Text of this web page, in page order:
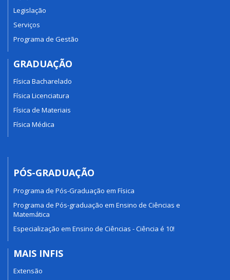
Legislação
Serviços
Programa de Gestão
GRADUAÇÃO
Física Bacharelado
Física Licenciatura
Física de Materiais
Física Médica
PÓS-GRADUAÇÃO
Programa de Pós-Graduação em Física
Programa de Pós-graduação em Ensino de Ciências e
Matemática
Especialização em Ensino de Ciências - Ciência é 10!
MAIS INFIS
Extensão